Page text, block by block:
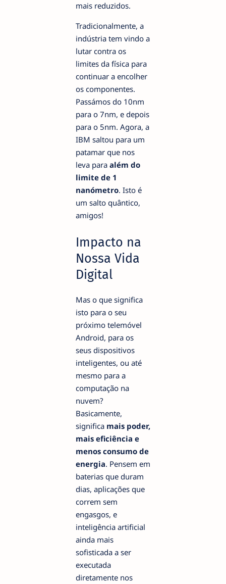
mais reduzidos.
Tradicionalmente, a
indústria tem vindo a
lutar contra os
limites da física para
continuar a encolher
os componentes.
Passámos do 10nm
para o 7nm, e depois
para o 5nm. Agora, a
IBM saltou para um
patamar que nos
leva para além do
limite de 1
nanómetro. Isto é
um salto quântico,
amigos!
Impacto na
Nossa Vida
Digital
Mas o que significa
isto para o seu
próximo telemóvel
Android, para os
seus dispositivos
inteligentes, ou até
mesmo para a
computação na
nuvem?
Basicamente,
significa mais poder,
mais eficiência e
menos consumo de
energia. Pensem em
baterias que duram
dias, aplicações que
correm sem
engasgos, e
inteligência artificial
ainda mais
sofisticada a ser
executada
diretamente nos